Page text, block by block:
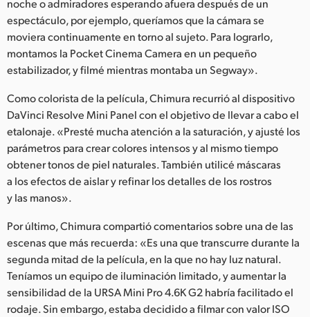
noche o admiradores esperando afuera después de un
espectáculo, por ejemplo, queríamos que la cámara se
moviera continuamente en torno al sujeto. Para lograrlo,
montamos la Pocket Cinema Camera en un pequeño
estabilizador, y filmé mientras montaba un Segway».
Como colorista de la película, Chimura recurrió al dispositivo
DaVinci Resolve Mini Panel con el objetivo de llevar a cabo el
etalonaje. «Presté mucha atención a la saturación, y ajusté los
parámetros para crear colores intensos y al mismo tiempo
obtener tonos de piel naturales. También utilicé máscaras
a los efectos de aislar y refinar los detalles de los rostros
y las manos».
Por último, Chimura compartió comentarios sobre una de las
escenas que más recuerda: «Es una que transcurre durante la
segunda mitad de la película, en la que no hay luz natural.
Teníamos un equipo de iluminación limitado, y aumentar la
sensibilidad de la URSA Mini Pro 4.6K G2 habría facilitado el
rodaje. Sin embargo, estaba decidido a filmar con valor ISO